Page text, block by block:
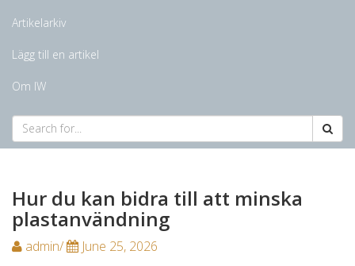
Artikelarkiv
Lägg till en artikel
Om IW
Hur du kan bidra till att minska
plastanvändning
admin/ June 25, 2026